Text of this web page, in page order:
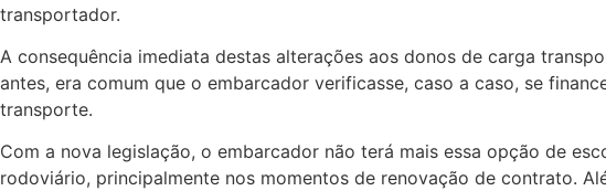
transportador.
A consequência imediata destas alterações aos donos de carga
antes, era comum que o embarcador verificasse, caso a caso, se
transporte.
Com a nova legislação, o embarcador não terá mais essa opção de
rodoviário, principalmente nos momentos de renovação de contrato.